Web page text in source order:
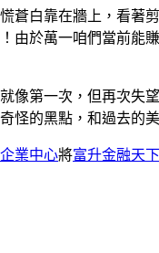
蒼白靠在牆上，看著
由於萬一咱們當前能
第一次，但再次失
怪的黑點，和過去的
業中心將富升金融天